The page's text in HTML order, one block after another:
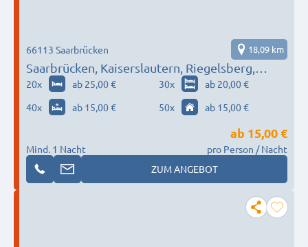
Saarbrücken, Kaiserslautern, Riegelsberg,
Neunkirchen…
66113 Saarbrücken 18,09 km
20x ab 25,00 € 30x
ab 20,00 €
40x ab 15,00 € 50x ab 15,00 €
Mind. 1 Nacht
ab 15,00 €
pro Person / Nacht
ZUM ANGEBOT